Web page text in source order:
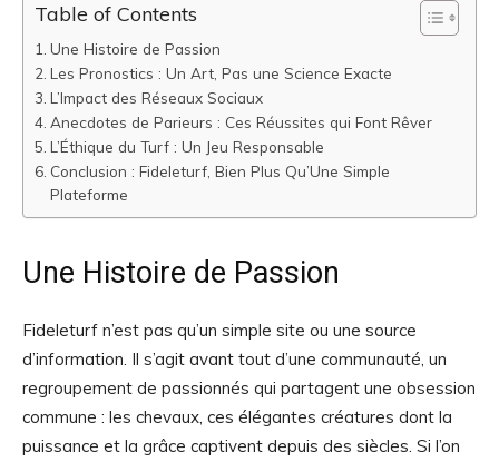
Table of Contents
Une Histoire de Passion
Les Pronostics : Un Art, Pas une Science Exacte
L’Impact des Réseaux Sociaux
Anecdotes de Parieurs : Ces Réussites qui Font Rêver
L’Éthique du Turf : Un Jeu Responsable
Conclusion : Fideleturf, Bien Plus Qu’Une Simple
Plateforme
Une Histoire de Passion
Fideleturf n’est pas qu’un simple site ou une source
d’information. Il s’agit avant tout d’une communauté, un
regroupement de passionnés qui partagent une obsession
commune : les chevaux, ces élégantes créatures dont la
puissance et la grâce captivent depuis des siècles. Si l’on